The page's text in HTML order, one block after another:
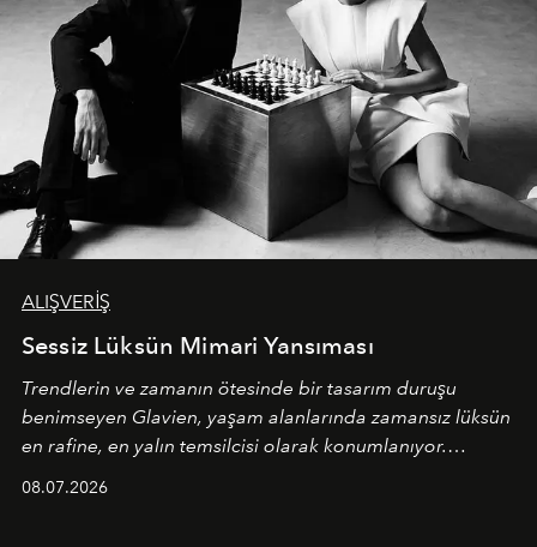
ALIŞVERİŞ
Sessiz Lüksün Mimari Yansıması
Trendlerin ve zamanın ötesinde bir tasarım duruşu
benimseyen Glavien, yaşam alanlarında zamansız lüksün
en rafine, en yalın temsilcisi olarak konumlanıyor.
08.07.2026